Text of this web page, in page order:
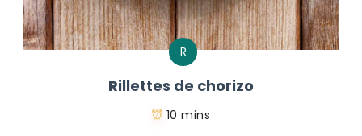
R
Rillettes de chorizo
10 mins